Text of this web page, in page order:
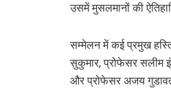
उसमें मुसलमानों की
सम्मेलन में कई प्रमुख
सुकुमार, प्रोफेसर सलीम
और प्रोफेसर अजय